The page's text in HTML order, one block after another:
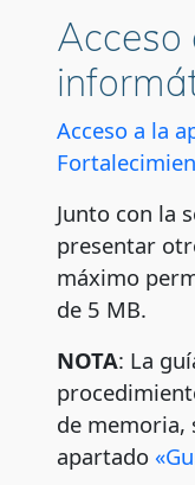
Acceso
Acceso a la
Junto con la
presentar
máximo
de 5 MB.
NOTA: La
de memoria,
apartado